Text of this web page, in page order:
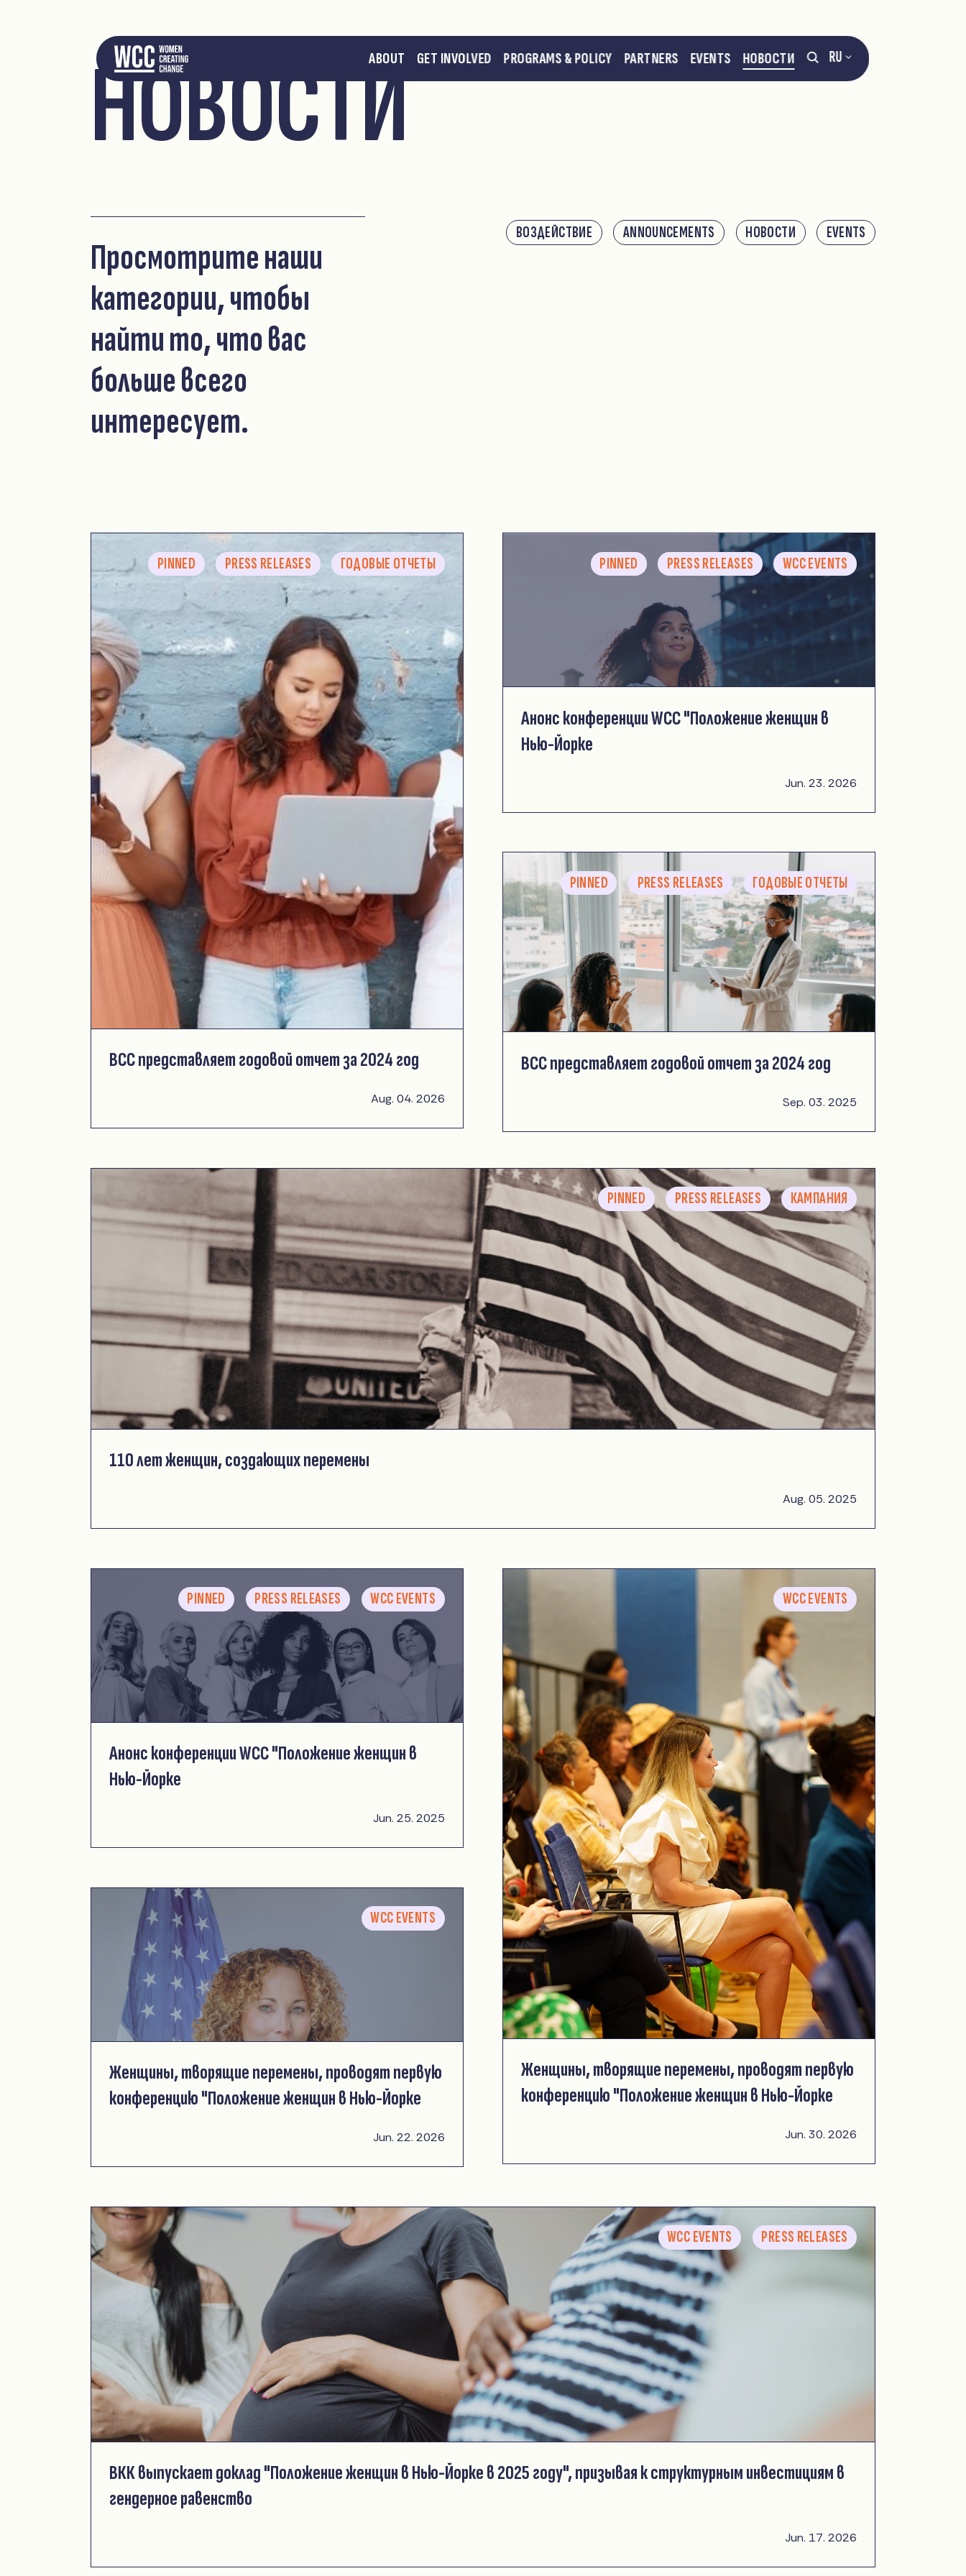
RU
ABOUT GET INVOLVED PROGRAMS & POLICY PARTNERS EVENTS НОВОСТИ
НОВОСТИ
Просмотрите наши
категории, чтобы
найти то, что вас
больше всего
интересует.
ВОЗДЕЙСТВИЕ ANNOUNCEMENTS НОВОСТИ EVENTS
PINNED PRESS RELEASES ГОДОВЫЕ ОТЧЕТЫ
ВСС представляет годовой отчет за 2024 год
Aug. 04. 2026
PINNED PRESS RELEASES WCC EVENTS
Анонс конференции WCC "Положение женщин в
Нью-Йорке
Jun. 23. 2026
PINNED PRESS RELEASES ГОДОВЫЕ ОТЧЕТЫ
ВСС представляет годовой отчет за 2024 год
Sep. 03. 2025
PINNED PRESS RELEASES КАМПАНИЯ
110 лет женщин, создающих перемены
Aug. 05. 2025
PINNED PRESS RELEASES WCC EVENTS
Анонс конференции WCC "Положение женщин в
Нью-Йорке
Jun. 25. 2025
WCC EVENTS
Женщины, творящие перемены, проводят первую
конференцию "Положение женщин в Нью-Йорке
Jun. 30. 2026
WCC EVENTS
Женщины, творящие перемены, проводят первую
конференцию "Положение женщин в Нью-Йорке
Jun. 22. 2026
WCC EVENTS PRESS RELEASES
ВКК выпускает доклад "Положение женщин в Нью-Йорке в 2025 году", призывая к структурным инвестициям в
гендерное равенство
Jun. 17. 2026